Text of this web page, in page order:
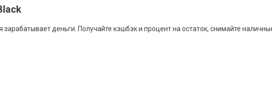
зарабатывает деньги. Получайте кэшбэк и процент на остаток, снимайте